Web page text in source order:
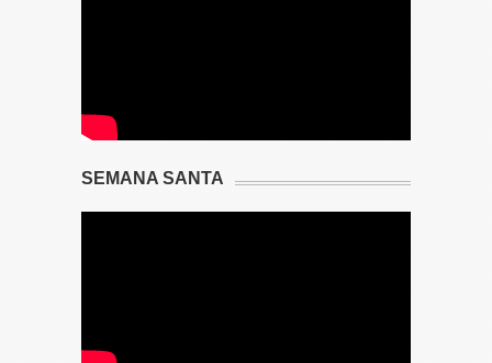
SEMANA SANTA